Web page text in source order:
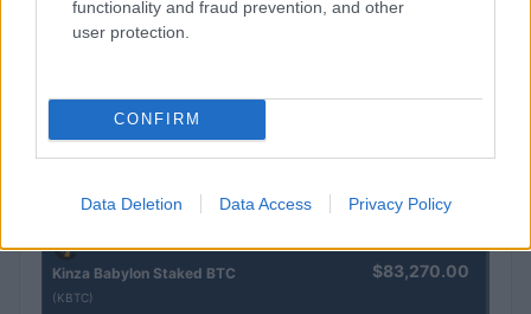
functionality and fraud prevention, and other
user protection.
CONFIRM
Data Deletion Data Access Privacy Policy
résilient
COTATIONS CRYPTO
Nom Prix
Kinza Babylon Staked BTC
(KBTC)
$83,270.00